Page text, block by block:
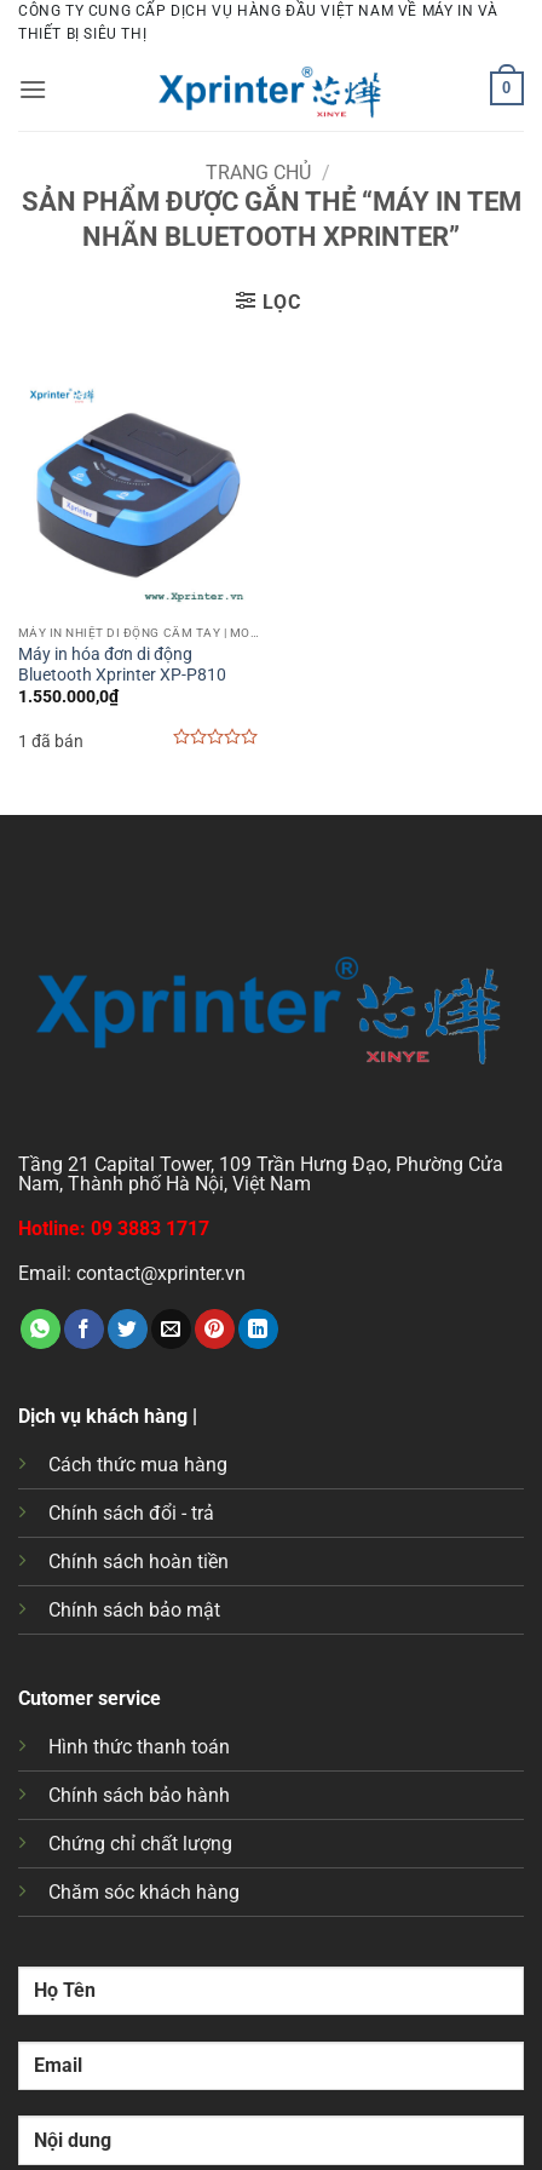
Bỏ
qua
dung
CÔNG TY CUNG CẤP DỊCH VỤ HÀNG ĐẦU VIỆT NAM VỀ MÁY IN VÀ
THIẾT BỊ SIÊU THỊ
0
TRANG CHỦ /
SẢN PHẨM ĐƯỢC GẮN THẺ “MÁY IN TEM
NHÃN BLUETOOTH XPRINTER”
LỌC
Máy in hóa đơn di động
Bluetooth Xprinter XP-P810
1.550.000,0₫
1 đã bán
5
Tầng 21 Capital Tower, 109 Trần Hưng Đạo, Phường Cửa
Nam, Thành phố Hà Nội, Việt Nam
Hotline: 09 3883 1717
Email: contact@xprinter.vn
Dịch vụ khách hàng |
Cách thức mua hàng
Chính sách đổi - trả
Chính sách hoàn tiền
Chính sách bảo mật
Cutomer service
Hình thức thanh toán
Chính sách bảo hành
Chứng chỉ chất lượng
Chăm sóc khách hàng